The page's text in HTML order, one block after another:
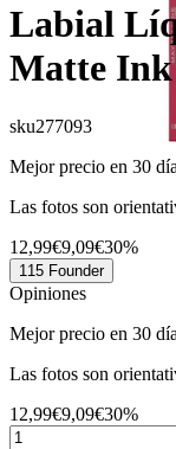
Labial
Matte
sku277093
Mejor precio en 30
Las fotos son
12,99€9,09€30%
115 Founder
Opiniones
Mejor precio en 30
Las fotos son
12,99€9,09€30%